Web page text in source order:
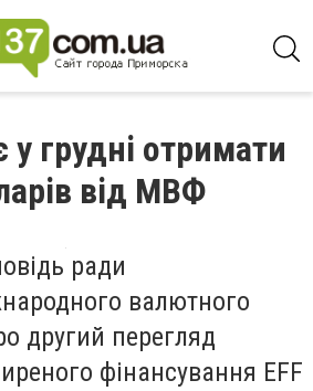
у грудні отримати
від МВФ
ради
валютного
другий перегляд
фінансування EFF